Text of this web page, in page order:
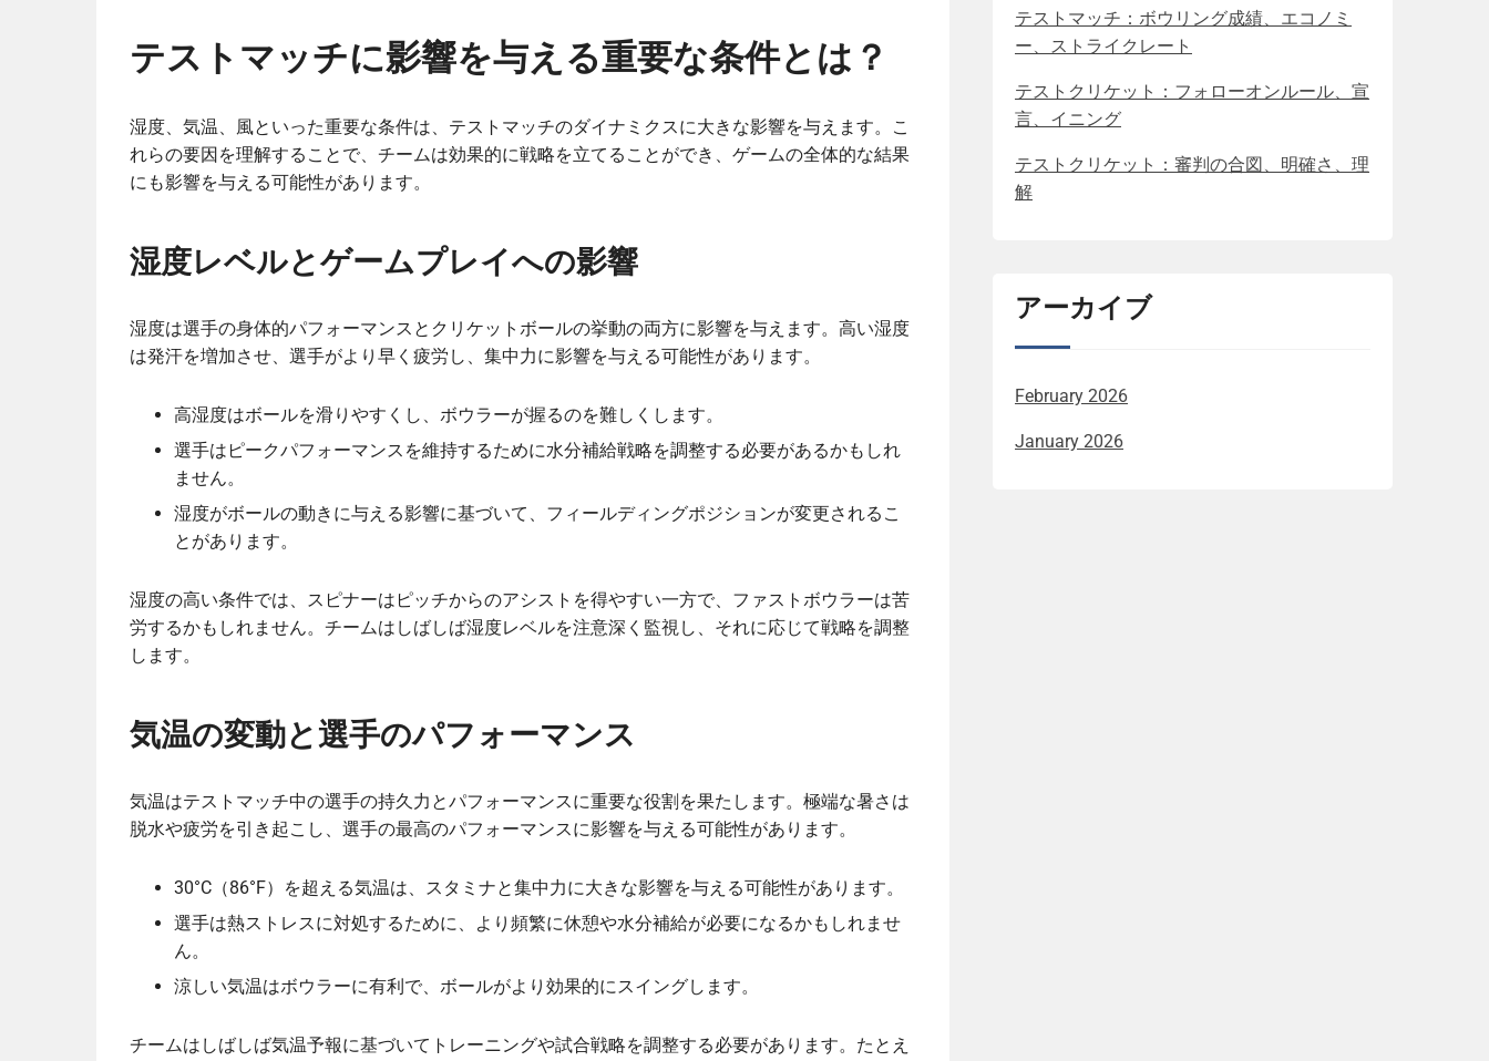
テストマッチに影響を与える重要な条件とは？
湿度、気温、風といった重要な条件は、テストマッチのダイナミクスに大きな影響を与えます。こ
れらの要因を理解することで、チームは効果的に戦略を立てることができ、ゲームの全体的な結果
にも影響を与える可能性があります。
湿度レベルとゲームプレイへの影響
湿度は選手の身体的パフォーマンスとクリケットボールの挙動の両方に影響を与えます。高い湿度
は発汗を増加させ、選手がより早く疲労し、集中力に影響を与える可能性があります。
高湿度はボールを滑りやすくし、ボウラーが握るのを難しくします。
選手はピークパフォーマンスを維持するために水分補給戦略を調整する必要があるかもしれ
ません。
湿度がボールの動きに与える影響に基づいて、フィールディングポジションが変更されるこ
とがあります。
湿度の高い条件では、スピナーはピッチからのアシストを得やすい一方で、ファストボウラーは苦
労するかもしれません。チームはしばしば湿度レベルを注意深く監視し、それに応じて戦略を調整
します。
気温の変動と選手のパフォーマンス
気温はテストマッチ中の選手の持久力とパフォーマンスに重要な役割を果たします。極端な暑さは
脱水や疲労を引き起こし、選手の最高のパフォーマンスに影響を与える可能性があります。
30°C（86°F）を超える気温は、スタミナと集中力に大きな影響を与える可能性があります。
選手は熱ストレスに対処するために、より頻繁に休憩や水分補給が必要になるかもしれませ
ん。
涼しい気温はボウラーに有利で、ボールがより効果的にスイングします。
チームはしばしば気温予報に基づいてトレーニングや試合戦略を調整する必要があります。たとえ
テストマッチ：ボウリング成績、エコノミ
ー、ストライクレート
テストクリケット：フォローオンルール、宣
言、イニング
テストクリケット：審判の合図、明確さ、理
解
アーカイブ
February 2026
January 2026